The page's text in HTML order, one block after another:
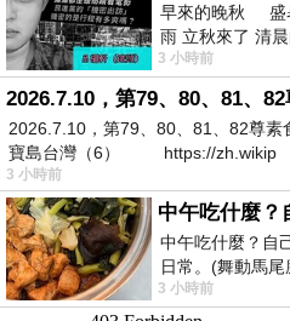
早來的晚秋 盛
雨 立秋來了 清
下子 又被赤
3 小時前
2026.7.10，第79、80、81、82尊素
寶島台灣（6） https://zh.wikip
3 小時前
中午吃什麼？自
日常。(舞動馬
當？麵？還是炒
3 小時前